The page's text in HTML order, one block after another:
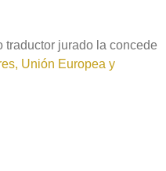
traductor jurado la concede
Unión Europea y